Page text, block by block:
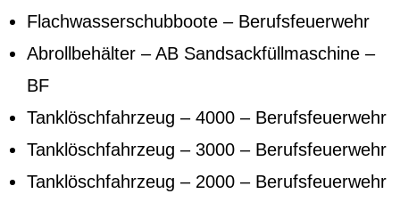
Flachwasserschubboote – Berufsfeuerwehr
Abrollbehälter – AB Sandsackfüllmaschine –
BF
Tanklöschfahrzeug – 4000 – Berufsfeuerwehr
Tanklöschfahrzeug – 3000 – Berufsfeuerwehr
Tanklöschfahrzeug – 2000 – Berufsfeuerwehr